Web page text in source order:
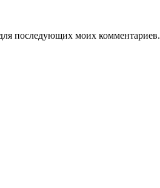
последующих моих комментариев.